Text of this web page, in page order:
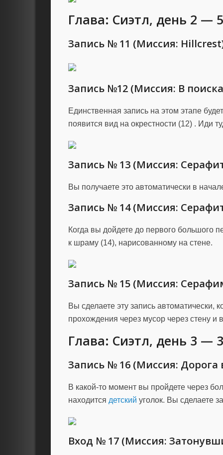
Глава: Сиэтл, день 2 —
Запись № 11 (Миссия:
Запись №12 (Миссия: В
Единственная запись на этом этапе
появится вид на окрестности (12) . Иди
Запись № 13 (Миссия:
Вы получаете это автоматически в
Запись № 14 (Миссия:
Когда вы дойдете до первого большого
к шраму (14), нарисованному на стене.
Запись № 15 (Миссия:
Вы сделаете эту запись автоматически,
прохождения через мусор через стену и
Глава: Сиэтл, день 3 —
Запись № 16 (Миссия: Дорога
В какой-то момент вы пройдете через
находится детский уголок. Вы сделаете
Вход № 17 (Миссия: